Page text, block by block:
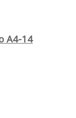
A4-14